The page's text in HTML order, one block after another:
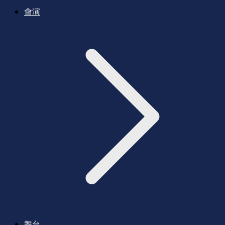
會演